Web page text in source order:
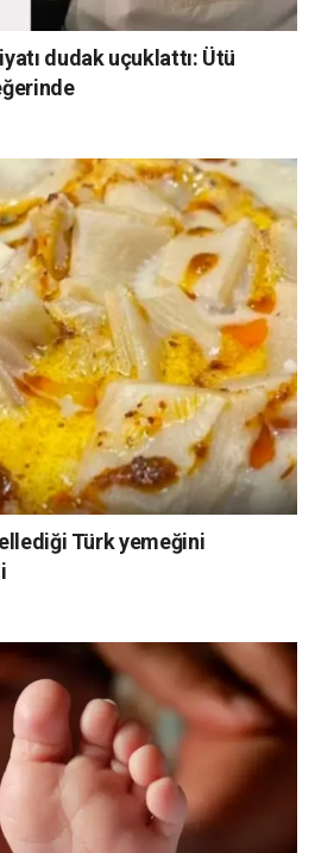
dudak uçuklattı: Ütü
Türk yemeğini